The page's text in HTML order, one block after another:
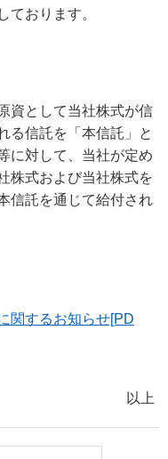
ております。
資として当社株式が信
る信託を「本信託」と
に対して、当社が定め
株式および当社株式を
信託を通じて給付され
関するお知らせ[PD
以上